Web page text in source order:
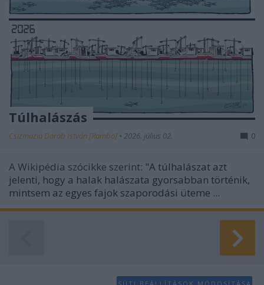
Túlhalászás
Csizmazia Darab István [Rambo] • 2026. július 02. 0
A Wikipédia szócikke szerint: "A túlhalászat azt
jelenti, hogy a halak halászata gyorsabban történik,
mintsem az egyes fajok szaporodási üteme ...